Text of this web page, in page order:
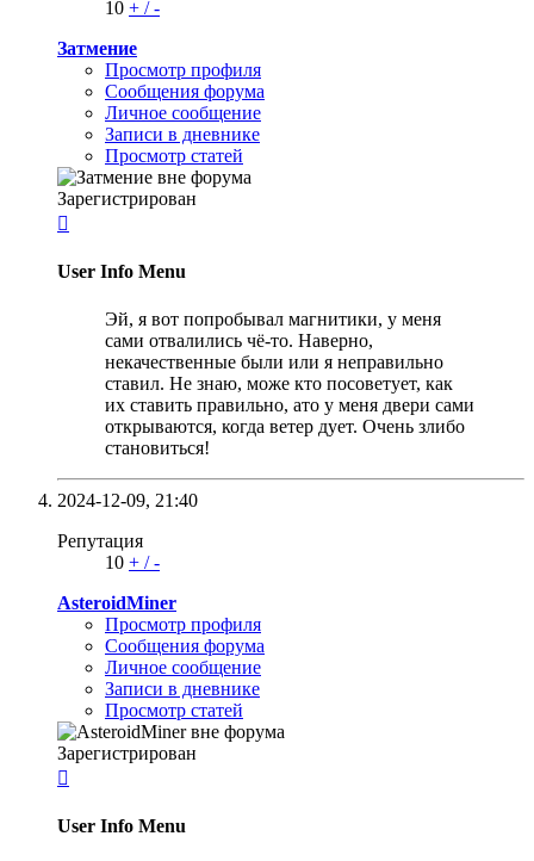
10 + /-
Затмение
Просмотр профиля
Сообщения форума
Личное сообщение
Записи в дневнике
Просмотр статей
Зарегистрирован

User Info Menu
Эй, я вот попробывал магнитики, у меня
сами отвалились чё-то. Наверно,
некачественные были или я неправильно
ставил. Не знаю, може кто посоветует, как
их ставить правильно, ато у меня двери сами
открываются, когда ветер дует. Очень злибо
становиться!
2024-12-09, 21:40
Репутация
10 + /-
AsteroidMiner
Просмотр профиля
Сообщения форума
Личное сообщение
Записи в дневнике
Просмотр статей
Зарегистрирован

User Info Menu